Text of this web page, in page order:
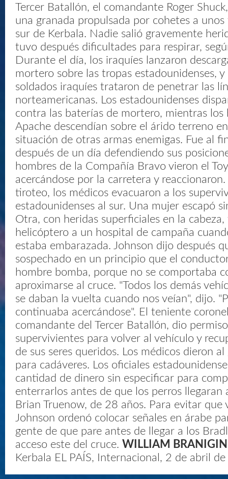
Tercer Batallón, el comandante Roger
una granada propulsada por cohetes a
sur de Kerbala. Nadie salió gravemente
tuvo después dificultades para respirar,
Durante el día, los iraquíes lanzaron
mortero sobre las tropas estadounidenses, y
soldados iraquíes trataron de penetrar las
norteamericanas. Los estadounidenses
contra las baterías de mortero, mientras los
Apache descendían sobre el árido terreno
situación de otras armas enemigas. Fue al
después de un día defendiendo sus
hombres de la Compañía Bravo vieron el
acercándose por la carretera y
tiroteo, los médicos evacuaron a los
estadounidenses al sur. Una mujer escapó
Otra, con heridas superficiales en la
helicóptero a un hospital de campaña
estaba embarazada. Johnson dijo después
sospechado en un principio que el
hombre bomba, porque no se comportaba
aproximarse al cruce. "Todos los demás
se daban la vuelta cuando nos veían", dijo.
continuaba acercándose". El teniente
comandante del Tercer Batallón, dio
supervivientes para volver al vehículo y
de sus seres queridos. Los médicos dieron
para cadáveres. Los oficiales
cantidad de dinero sin especificar para
enterrarlos antes de que los perros llegaran
Brian Truenow, de 28 años. Para evitar que
Johnson ordenó colocar señales en árabe
gente de que pare antes de llegar a los
acceso este del cruce. WILLIAM
Kerbala EL PAÍS, Internacional, 2 de abril